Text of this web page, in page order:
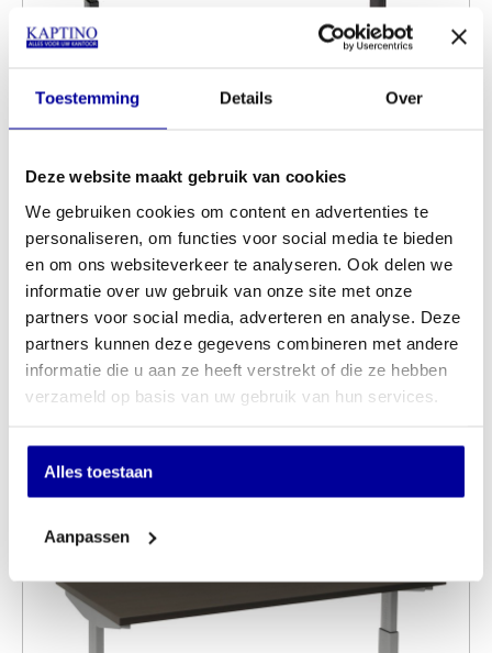
Toestemming Details Over
Deze website maakt gebruik van cookies
We gebruiken cookies om content en advertenties te
personaliseren, om functies voor social media te bieden
en om ons websiteverkeer te analyseren. Ook delen we
informatie over uw gebruik van onze site met onze
partners voor social media, adverteren en analyse. Deze
partners kunnen deze gegevens combineren met andere
informatie die u aan ze heeft verstrekt of die ze hebben
verzameld op basis van uw gebruik van hun services.
Alles toestaan
Aanpassen
Verstelbaar Bureau Pinta 160 x 80 cm
INCL BTW: €279,00
EX BTW: €230,58
1000+ producten in voorraad